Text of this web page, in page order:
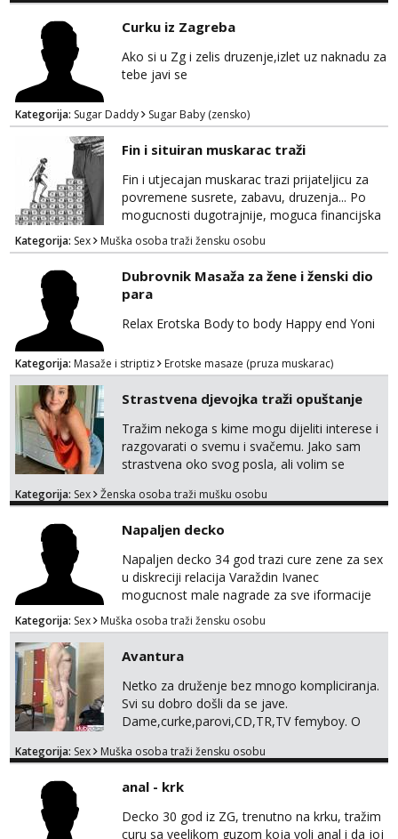
Curku iz Zagreba
Ako si u Zg i zelis druzenje,izlet uz naknadu za
tebe javi se
Kategorija: Sugar Daddy Sugar Baby (zensko)
Fin i situiran muskarac traži
Fin i utjecajan muskarac trazi prijateljicu za
povremene susrete, zabavu, druzenja... Po
mogucnosti dugotrajnije, moguca financijska
potpora!
Kategorija: Sex Muška osoba traži žensku osobu
Dubrovnik Masaža za žene i ženski dio
para
Relax Erotska Body to body Happy end Yoni
Kategorija: Masaže i striptiz Erotske masaze (pruza muskarac)
Strastvena djevojka traži opuštanje
Tražim nekoga s kime mogu dijeliti interese i
razgovarati o svemu i svačemu. Jako sam
strastvena oko svog posla, ali volim se
Voljela bi naci nekoga pa da se nemoram
ispod i nadji me tamo, cekam te!
Kategorija: Sex Ženska osoba traži mušku osobu
Napaljen decko
Napaljen decko 34 god trazi cure zene za sex
u diskreciji relacija Varaždin Ivanec
mogucnost male nagrade za sve iformacije
pisite na broj 098819637 pusa
Kategorija: Sex Muška osoba traži žensku osobu
Avantura
Netko za druženje bez mnogo kompliciranja.
Svi su dobro došli da se jave.
Dame,curke,parovi,CD,TR,TV femyboy. O
nemam ali ako smo za druženje možemo
Kategorija: Sex Muška osoba traži žensku osobu
anal - krk
Decko 30 god iz ZG, trenutno na krku, tražim
curu sa veelikom guzom koja voli anal i da joj